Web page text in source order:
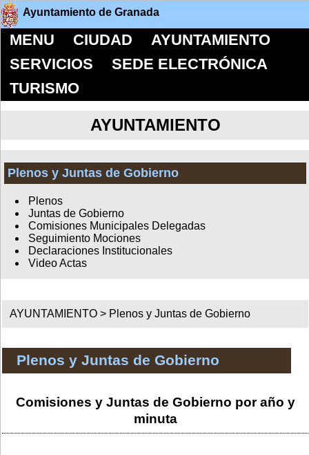
Ayuntamiento de Granada
MENU CIUDAD
AYUNTAMIENTO
SERVICIOS
SEDE ELECTRÓNICA
TURISMO
AYUNTAMIENTO
Plenos y Juntas de Gobierno
Plenos
Juntas de Gobierno
Comisiones Municipales Delegadas
Seguimiento Mociones
Declaraciones Institucionales
Video Actas
AYUNTAMIENTO > Plenos y Juntas de Gobierno
Plenos y Juntas de Gobierno
Comisiones y Juntas de Gobierno por año y
minuta